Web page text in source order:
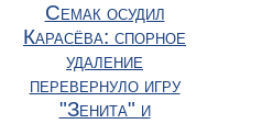
Семак осудил
Карасёва: спорное
удаление
перевернуло игру
"Зенита" и